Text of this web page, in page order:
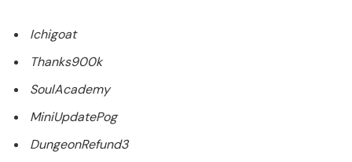
Ichigoat
Thanks900k
SoulAcademy
MiniUpdatePog
DungeonRefund3